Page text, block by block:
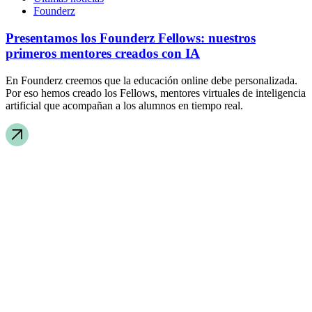
Founderz
Presentamos los Founderz Fellows: nuestros
primeros mentores creados con IA
En Founderz creemos que la educación online debe personalizada.
Por eso hemos creado los Fellows, mentores virtuales de inteligencia
artificial que acompañan a los alumnos en tiempo real.